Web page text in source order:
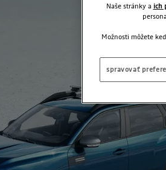
Naše stránky a ich
Možnosti môžete
spravovať